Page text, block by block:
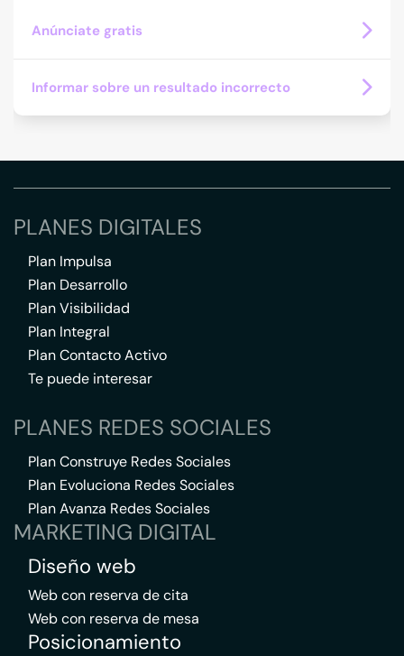
Anúnciate gratis
Informar sobre un resultado incorrecto
PLANES DIGITALES
Plan Impulsa
Plan Desarrollo
Plan Visibilidad
Plan Integral
Plan Contacto Activo
Te puede interesar
PLANES REDES SOCIALES
Plan Construye Redes Sociales
Plan Evoluciona Redes Sociales
Plan Avanza Redes Sociales
MARKETING DIGITAL
Diseño web
Web con reserva de cita
Web con reserva de mesa
Posicionamiento